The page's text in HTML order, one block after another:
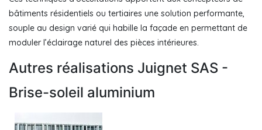
bâtiments résidentiels ou tertiaires une solution performante,
souple au design varié qui habille la façade en permettant de
moduler l’éclairage naturel des pièces intérieures.
Autres réalisations Juignet SAS -
Brise-soleil aluminium